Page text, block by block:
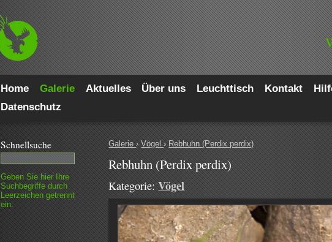
Home Galerie Aktuelles Über uns Leuchttisch Kontakt
Datenschutz
Schnell­suche
Geben Sie hier Ihre
Such­begriffe durch
Leer­zeichen getrennt
ein.
Galerie›Vögel› Rebhuhn (Perdix perdix)
Rebhuhn (Perdix perdix)
Kategorie:Vögel